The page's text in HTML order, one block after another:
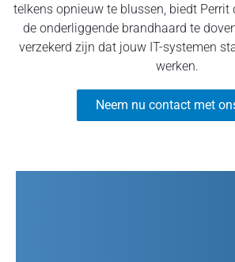
telkens opnieuw te blussen, biedt
de onderliggende brandhaard te
verzekerd zijn dat jouw IT-systemen
werken.
Neem nu contact met